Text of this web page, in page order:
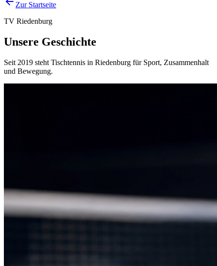
Zur Startseite
TV Riedenburg
Unsere Geschichte
Seit 2019 steht Tischtennis in Riedenburg für Sport, Zusammenhalt
und Bewegung.